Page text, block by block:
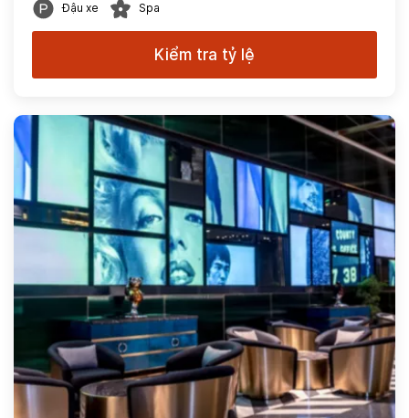
Đậu xe Spa
Kiểm tra tỷ lệ